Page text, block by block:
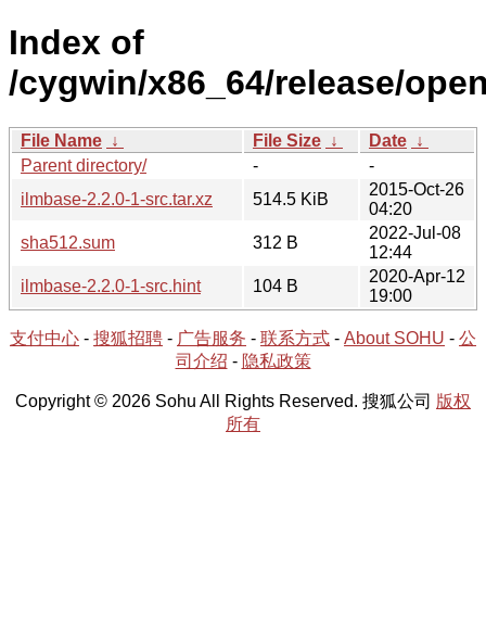
Index of
/cygwin/x86_64/release/
File Name ↓ File Size ↓ Date ↓
Parent directory/
-
-
ilmbase-2.2.0-1-src.tar.xz
514.5 KiB
2015-Oct-26
04:20
sha512.sum
312 B
2022-Jul-08
12:44
ilmbase-2.2.0-1-src.hint
104 B
2020-Apr-12
19:00
支付中心 - 搜狐招聘 - 广告服务 - 联系方式 - About SOHU - 公
司介绍 - 隐私政策
Copyright © 2026 Sohu All Rights Reserved. 搜狐公司 版权
所有